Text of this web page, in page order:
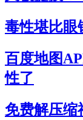
毒性堪比眼
百度地图
性了
免费解压缩